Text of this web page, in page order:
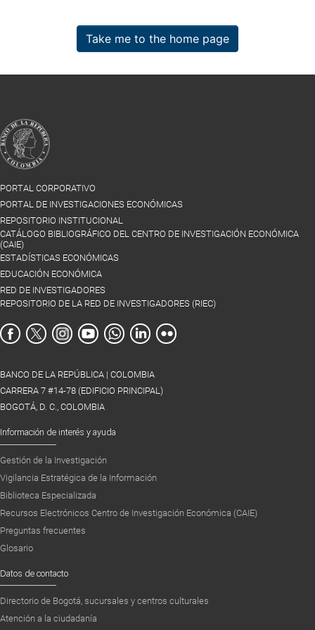
Take me to the home page
PORTAL CORPORATIVO
PORTAL DE INVESTIGACIONES ECONÓMICAS
REPOSITORIO INSTITUCIONAL
CATÁLOGO BIBLIOGRÁFICO DEL CENTRO DE INVESTIGACIÓN ECONÓMICA
(CAIE)
ESTADÍSTICAS ECONÓMICAS
EDUCACIÓN ECONÓMICA
RED DE INVESTIGADORES
REPOSITORIO DE LA RED DE INVESTIGADORES (RIEC)
BANCO DE LA REPÚBLICA | COLOMBIA
CARRERA 7 #14-78 (EDIFICIO PRINCIPAL)
BOGOTÁ, D. C., COLOMBIA
Información de interés y ayuda
Gestión de la Investigación
Vigilancia Estratégica de la Información
Biblioteca Especializada
Recursos Electrónicos Centro de Investigación Económica (CAIE)
Preguntas frecuentes
Glosario
Datos de contacto
Directorio de Bogotá, sucursales y centros culturales
Atención a la ciudadanía